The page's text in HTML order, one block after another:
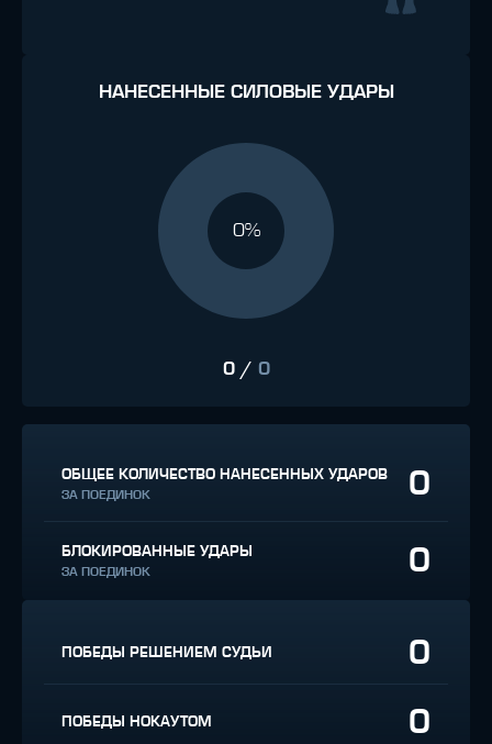
НАНЕСЕННЫЕ СИЛОВЫЕ УДАРЫ
0%
0/ 0
ОБЩЕЕ КОЛИЧЕСТВО НАНЕСЕННЫХ УДАРОВ
ЗА ПОЕДИНОК 0
БЛОКИРОВАННЫЕ УДАРЫ
ЗА ПОЕДИНОК 0
ПОБЕДЫ РЕШЕНИЕМ СУДЬИ 0
ПОБЕДЫ НОКАУТОМ 0